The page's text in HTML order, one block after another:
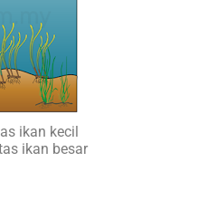
ikan kecil
ikan besar